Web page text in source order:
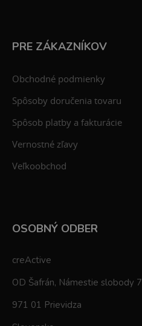
PRE ZÁKAZNÍKOV
Obchodné podmienky
Spôsoby doručenia tovaru
Spôsob platby a fakturácie
Vernostné zľavy
Veľkoobchod
OSOBNÝ ODBER
creActive
OD Šafrán, Námestie slobody 7
971 01 Prievidza